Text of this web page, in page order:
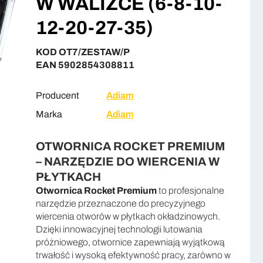
12-20-27-35)
KOD OT7/ZESTAW/P
EAN 5902854308811
Producent
Adiam
Marka
Adiam
OTWORNICA ROCKET PREMIUM
– NARZĘDZIE DO WIERCENIA W
PŁYTKACH
Otwornica Rocket Premiumto profesjonalne
narzędzie przeznaczone do precyzyjnego
wiercenia otworów w płytkach okładzinowych.
Dzięki innowacyjnej technologii lutowania
próżniowego, otwornice zapewniają wyjątkową
trwałość i wysoką efektywność pracy, zarówno w